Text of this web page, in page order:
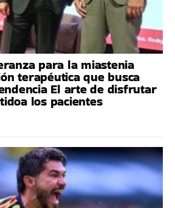
para la miastenia
terapéutica que busca
El arte de disfrutar
los pacientes